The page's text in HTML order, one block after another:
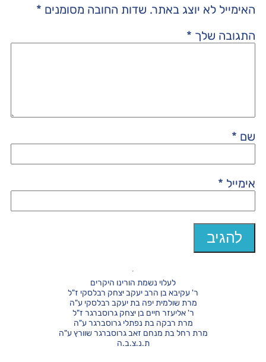
האימייל לא יוצג באתר. שדות החובה מסומנים *
התגובה שלך *
שם *
אימייל *
לעלוי נשמת הורינו היקרים
ר' עקיבא בן הרב יעקב יצחק רבלסקי ז"ל
מרת שולמית יפה בת יעקב רבלסקי ע"ה
ר' אליעזר חיים בן יצחק גרוסברגר ז"ל
מרת רבקה בת נפתלי גרוסברגר ע"ה
מרת רחל בת מנחם זאב גרוסברגר שוורץ ע"ה
ת.נ.צ.ב.ה